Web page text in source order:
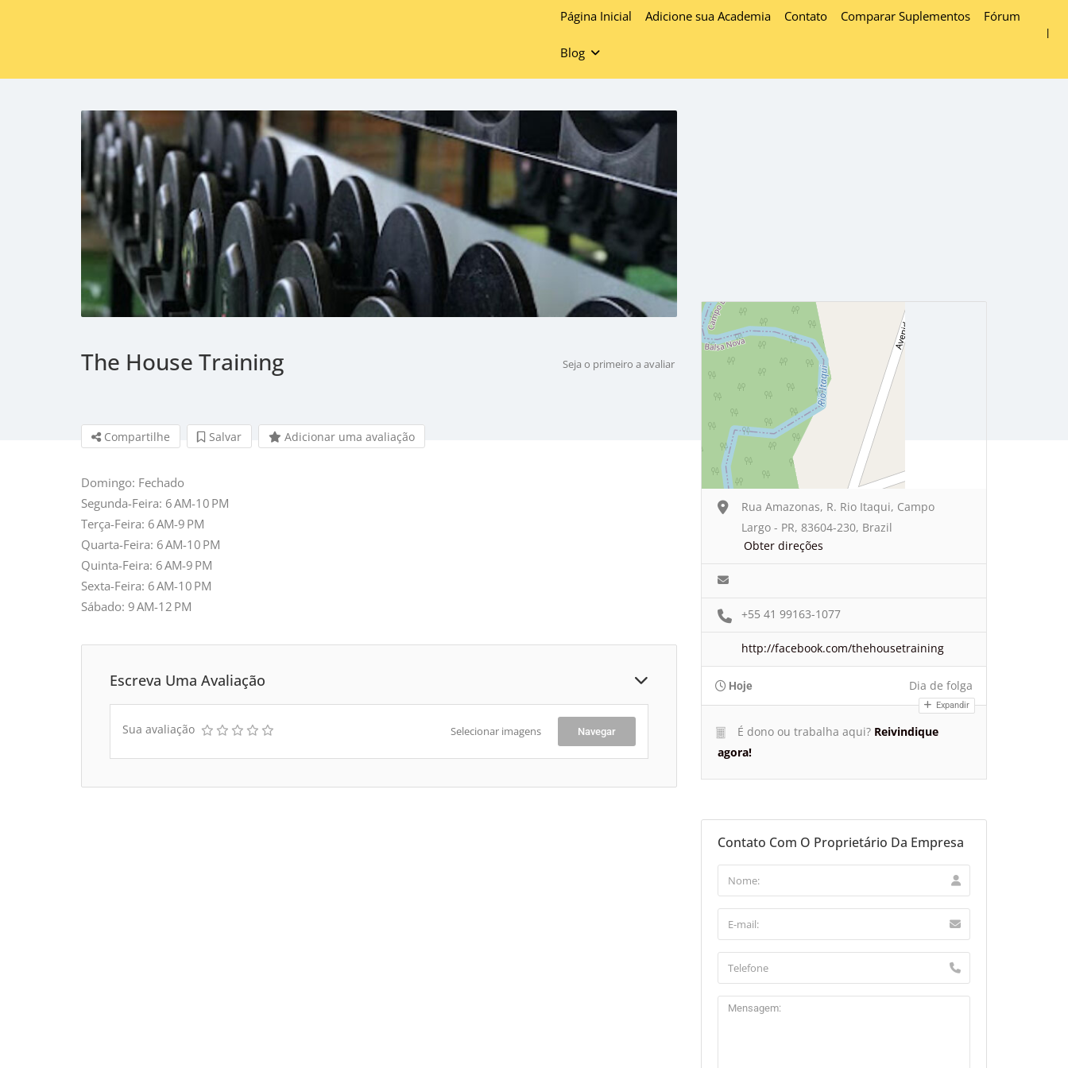
Página Inicial Adicione sua Academia Contato Comparar Suplementos Fórum
Blog
The House Training Seja o primeiro a avaliar
Compartilhe Salvar Adicionar uma avaliação
Domingo: Fechado
Segunda-Feira: 6 AM-10 PM
Terça-Feira: 6 AM-9 PM
Quarta-Feira: 6 AM-10 PM
Quinta-Feira: 6 AM-9 PM
Sexta-Feira: 6 AM-10 PM
Sábado: 9 AM-12 PM
Escreva Uma Avaliação
Sua avaliação Selecionar imagens Navegar
Rua Amazonas, R. Rio Itaqui, Campo
Largo - PR, 83604-230, Brazil
Obter direções
+55 41 99163-1077
http://facebook.com/thehousetraining
Hoje Dia de folga
Expandir
É dono ou trabalha aqui? Reivindique
agora!
Contato Com O Proprietário Da Empresa